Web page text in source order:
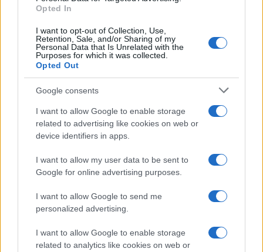
Opted In
I want to opt-out of Collection, Use,
Retention, Sale, and/or Sharing of my
Personal Data that Is Unrelated with the
Purposes for which it was collected.
Opted Out
Google consents
I want to allow Google to enable storage
related to advertising like cookies on web or
device identifiers in apps.
I want to allow my user data to be sent to
Google for online advertising purposes.
I want to allow Google to send me
personalized advertising.
I want to allow Google to enable storage
related to analytics like cookies on web or
Več iz kraja Dravograd
Freestyle navdušuje s poletno
prilagojenimi cenami koles
Do novembra zaradi sanacije
delna zapora občinske ceste v